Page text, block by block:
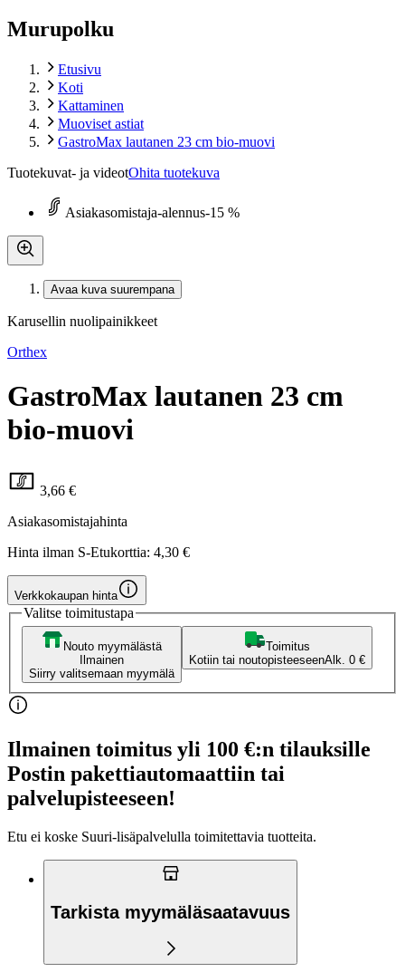
Murupolku
Etusivu
Koti
Kattaminen
Muoviset astiat
GastroMax lautanen 23 cm bio-muovi
Tuotekuvat- ja videotOhita tuotekuva
Asiakasomistaja-alennus-15 %
Avaa kuva suurempana
Karusellin nuolipainikkeet
Orthex
GastroMax lautanen 23 cm
bio-muovi
3,66 €
Asiakasomistajahinta
Hinta ilman S-Etukorttia: 4,30 €
Verkkokaupan hinta
Valitse toimitustapa
Nouto myymälästä
Ilmainen
Siirry valitsemaan myymälä
Toimitus
Kotiin tai noutopisteeseenAlk. 0 €
Ilmainen toimitus yli 100 €:n tilauksille
Postin pakettiautomaattiin tai
palvelupisteeseen!
Etu ei koske Suuri‑lisäpalvelulla toimitettavia tuotteita.
Tarkista myymäläsaatavuus